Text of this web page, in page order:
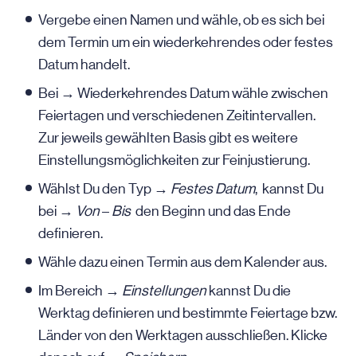
Vergebe einen Namen und wähle, ob es sich bei
dem Termin um ein wiederkehrendes oder festes
Datum handelt.
Bei → Wiederkehrendes Datum wähle zwischen
Feiertagen und verschiedenen Zeitintervallen.
Zur jeweils gewählten Basis gibt es weitere
Einstellungsmöglichkeiten zur Feinjustierung.
Wählst Du den Typ → Festes Datum, kannst Du
bei → Von– Bisden Beginn und das Ende
definieren.
Wähle dazu einen Termin aus dem Kalender aus.
Im Bereich → Einstellungenkannst Du die
Werktag definieren und bestimmte Feiertage bzw.
Länder von den Werktagen ausschließen. Klicke